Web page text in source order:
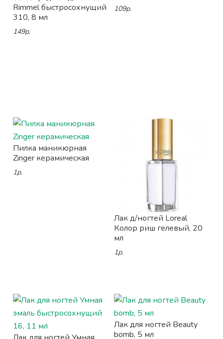
Rimmel быстросохнущий
310, 8 мл
149р.
109р.
Пилка маникюрная
Zinger керамическая
1р.
Лак д/ногтей Loreal
Колор риш гелевый, 20
мл
1р.
Лак для ногтей Beauty
bomb, 5 мл